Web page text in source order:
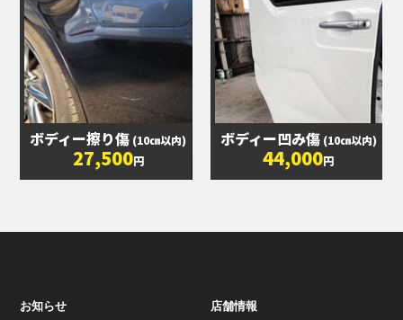
ボディー擦り傷 (10㎝以内)
27,500円
ボディー凹み傷 (10㎝以内)
44,000円
お知らせ 店舗情報